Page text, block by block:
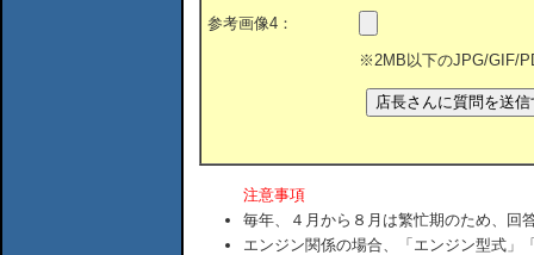
参考画像4：
※2MB以下のJPG/GIF/
注意事項
毎年、４月から８月は繁忙期のため、回
エンジン関係の場合、「エンジン型式」